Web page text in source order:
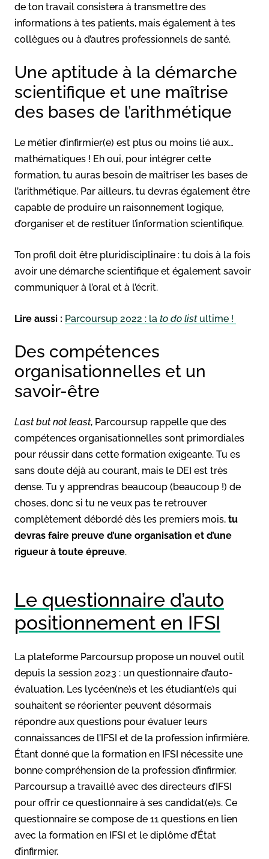
de ton travail consistera à transmettre des
informations à tes patients, mais également à tes
collègues ou à d’autres professionnels de santé.
Une aptitude à la démarche
scientifique et une maîtrise
des bases de l’arithmétique
Le métier d’infirmier(e) est plus ou moins lié aux…
mathématiques ! Eh oui, pour intégrer cette
formation, tu auras besoin de maîtriser les bases de
l’arithmétique. Par ailleurs, tu devras également être
capable de produire un raisonnement logique,
d’organiser et de restituer l’information scientifique.
Ton profil doit être pluridisciplinaire : tu dois à la fois
avoir une démarche scientifique et également savoir
communiquer à l’oral et à l’écrit.
Lire aussi : Parcoursup 2022 : la to do listultime !
Des compétences
organisationnelles et un
savoir-être
Last but not least, Parcoursup rappelle que des
compétences organisationnelles sont primordiales
pour réussir dans cette formation exigeante. Tu es
sans doute déjà au courant, mais le DEI est très
dense. Tu y apprendras beaucoup (beaucoup !) de
choses, donc si tu ne veux pas te retrouver
complètement débordé dès les premiers mois, tu
devras faire preuve d’une organisation et d’une
rigueur à toute épreuve.
Le questionnaire d’auto
positionnement en IFSI
La plateforme Parcoursup propose un nouvel outil
depuis la session 2023 : un questionnaire d’auto-
évaluation. Les lycéen(ne)s et les étudiant(e)s qui
souhaitent se réorienter peuvent désormais
répondre aux questions pour évaluer leurs
connaissances de l’IFSI et de la profession infirmière.
Étant donné que la formation en IFSI nécessite une
bonne compréhension de la profession d’infirmier,
Parcoursup a travaillé avec des directeurs d’IFSI
pour offrir ce questionnaire à ses candidat(e)s. Ce
questionnaire se compose de 11 questions en lien
avec la formation en IFSI et le diplôme d’État
d’infirmier.